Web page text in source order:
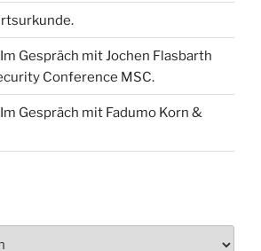
Gespräch mit Jochen Flasbarth
Conference MSC.
Gespräch mit Fadumo Korn &